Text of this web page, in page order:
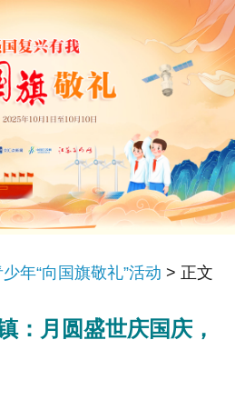
年“向国旗敬礼”活动 > 正文
：月圆盛世庆国庆，